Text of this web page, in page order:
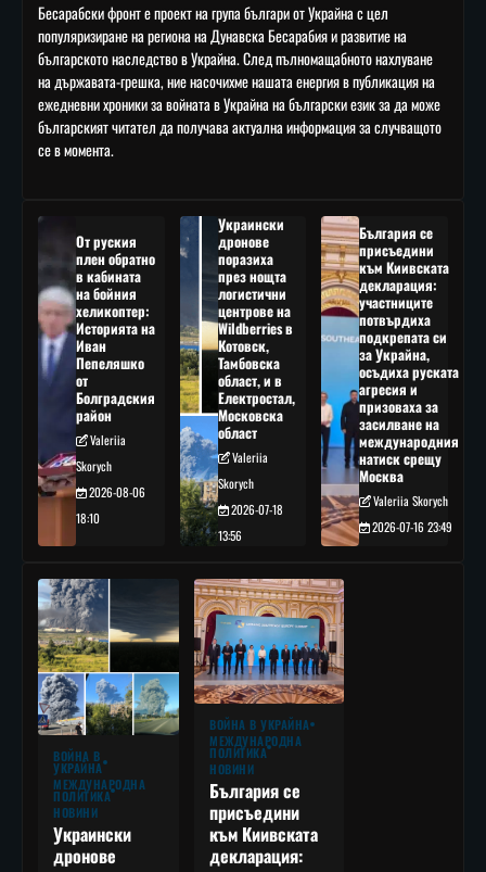
Бесарабски фронт е проект на група българи от Украйна с цел
популяризиране на региона на Дунавска Бесарабия и развитие на
българското наследство в Украйна. След пълномащабното нахлуване
на държавата-грешка, ние насочихме нашата енергия в публикация на
ежедневни хроники за войната в Украйна на български език за да може
българският читател да получава актуална информация за случващото
се в момента.
От руския
плен обратно
в кабината
на бойния
хеликоптер:
Историята на
Иван
Пепеляшко
от
Болградския
район
Valeriia
Skorych
2026-08-06
18:10
Украински
дронове
поразиха
през нощта
логистични
центрове на
Wildberries в
Котовск,
Тамбовска
област, и в
Електростал,
Московска
област
Valeriia
Skorych
2026-07-18
13:56
България се
присъедини
към Киивската
декларация:
участниците
потвърдиха
подкрепата си
за Украйна,
осъдиха руската
агресия и
призоваха за
засилване на
международния
натиск срещу
Москва
Valeriia Skorych
2026-07-16 23:49
ВОЙНА В
УКРАЙНА
МЕЖДУНАРОДНА
ПОЛИТИКА
НОВИНИ
Украински
дронове
ВОЙНА В УКРАЙНА
МЕЖДУНАРОДНА
ПОЛИТИКА
НОВИНИ
България се
присъедини
към Киивската
декларация: